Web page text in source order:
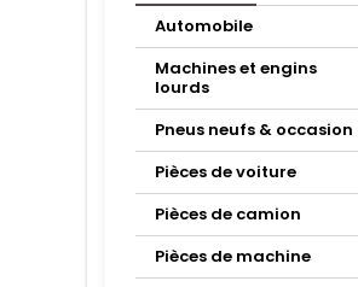
Automobile
Machines et engins
lourds
Pneus neufs & occasion
Pièces de voiture
Pièces de camion
Pièces de machine